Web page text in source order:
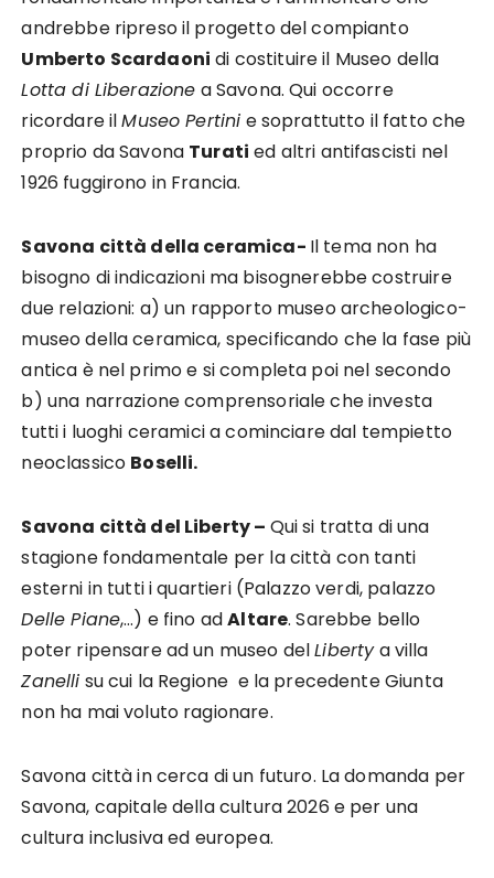
andrebbe ripreso il progetto del compianto
Umberto Scardaoni di costituire il Museo della
Lotta di Liberazione a Savona. Qui occorre
ricordare ilMuseo Pertini e soprattutto il fatto che
proprio da Savona Turati ed altri antifascisti nel
1926 fuggirono in Francia.
Savona città della ceramica- Il tema non ha
bisogno di indicazioni ma bisognerebbe costruire
due relazioni: a) un rapporto museo archeologico-
museo della ceramica, specificando che la fase più
antica è nel primo e si completa poi nel secondo
b) una narrazione comprensoriale che investa
tutti i luoghi ceramici a cominciare dal tempietto
neoclassico Boselli.
Savona città del Liberty – Qui si tratta di una
stagione fondamentale per la città con tanti
esterni in tutti i quartieri (Palazzo verdi, palazzo
Delle Piane,…) e fino adAltare. Sarebbe bello
poter ripensare ad un museo delLibertya villa
Zanelli su cui la Regione e la precedente Giunta
non ha mai voluto ragionare.
Savona città in cerca di un futuro. La domanda per
Savona, capitale della cultura 2026 e per una
cultura inclusiva ed europea.